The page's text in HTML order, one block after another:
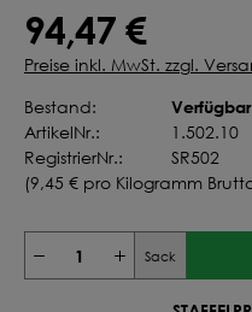
94,47 €
Preise inkl. MwSt. zzgl.
Bestand:
Verfügbar
ArtikelNr.:
1.502.10
RegistrierNr.:
SR502
(9,45 € pro Kilogramm
Sack